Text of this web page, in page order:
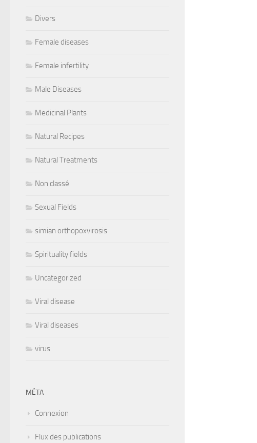
Divers
Female diseases
Female infertility
Male Diseases
Medicinal Plants
Natural Recipes
Natural Treatments
Non classé
Sexual Fields
simian orthopoxvirosis
Spirituality fields
Uncategorized
Viral disease
Viral diseases
virus
MÉTA
Connexion
Flux des publications